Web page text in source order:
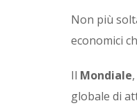
Non più
economici
Il Mondiale
globale di